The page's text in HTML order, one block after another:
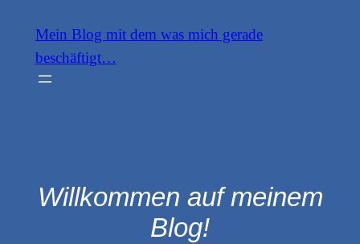
Inhalt
springen
Mein Blog mit dem was mich gerade
beschäftigt…
Willkommen auf meinem
Blog!